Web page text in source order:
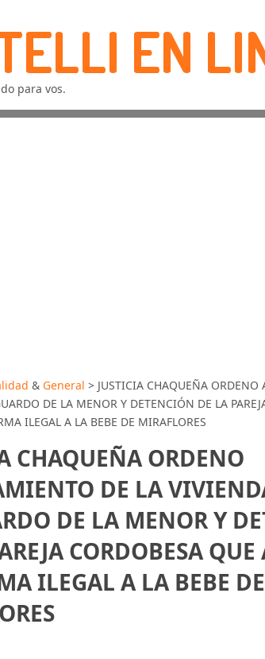
EN
para vos.
& General > JUSTICIA CHAQUEÑA
DE LA MENOR Y DETENCIÓN DE LA
ILEGAL A LA BEBE DE MIRAFLORES
CHAQUEÑA ORDENO
DE LA
DE LA MENOR Y
CORDOBESA
ILEGAL A LA BEBE DE